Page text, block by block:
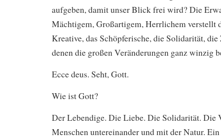
aufgeben, damit unser Blick frei wird? Die
Mächtigem, Großartigem, Herrlichem verstellt
Kreative, das Schöpferische, die Solidarität, die
denen die großen Veränderungen ganz winzig
Ecce deus. Seht, Gott.
Wie ist Gott?
Der Lebendige. Die Liebe. Die Solidarität. Die
Menschen untereinander und mit der Natur.